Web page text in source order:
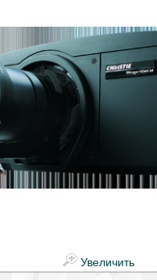
Увеличить